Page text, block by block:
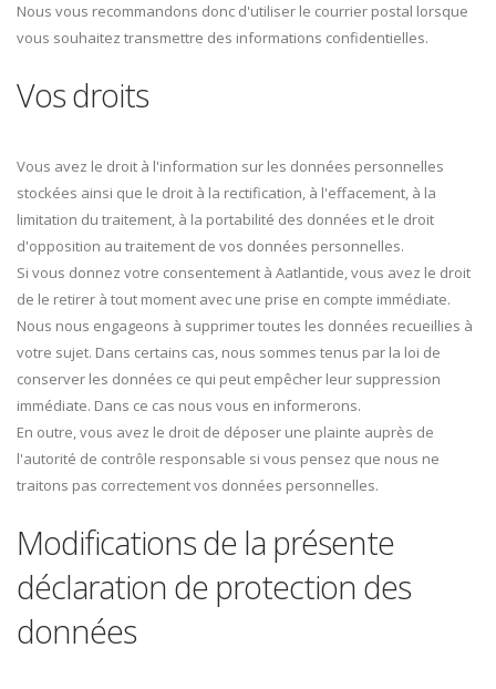
Nous vous recommandons donc d'utiliser le courrier postal lorsque
vous souhaitez transmettre des informations confidentielles.
Vos droits
Vous avez le droit à l'information sur les données personnelles
stockées ainsi que le droit à la rectification, à l'effacement, à la
limitation du traitement, à la portabilité des données et le droit
d'opposition au traitement de vos données personnelles.
Si vous donnez votre consentement à Aatlantide, vous avez le droit
de le retirer à tout moment avec une prise en compte immédiate.
Nous nous engageons à supprimer toutes les données recueillies à
votre sujet. Dans certains cas, nous sommes tenus par la loi de
conserver les données ce qui peut empêcher leur suppression
immédiate. Dans ce cas nous vous en informerons.
En outre, vous avez le droit de déposer une plainte auprès de
l'autorité de contrôle responsable si vous pensez que nous ne
traitons pas correctement vos données personnelles.
Modifications de la présente
déclaration de protection des
données